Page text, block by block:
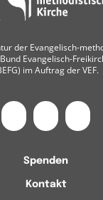
der Evangelisch-
Evangelisch-
im Auftrag der VEF.
Spenden
Kontakt